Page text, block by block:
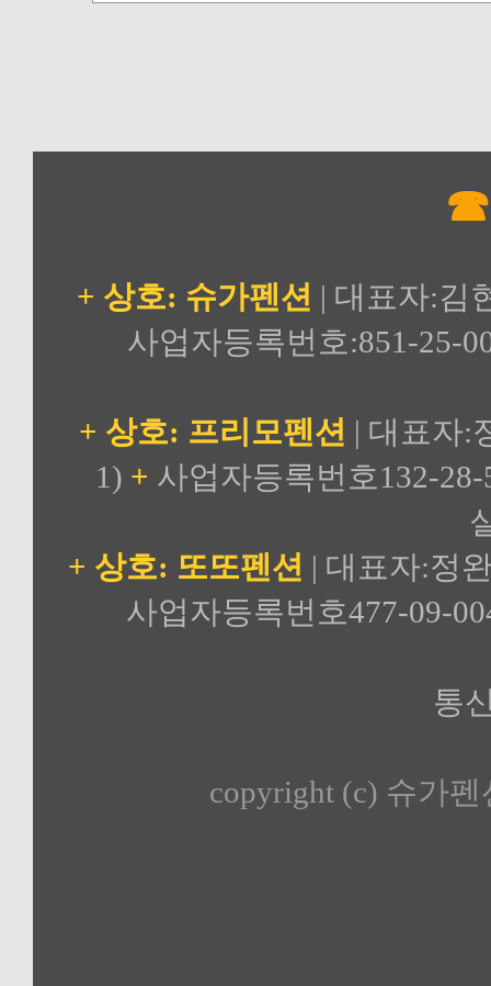
☎
+ 상호: 슈가펜션 | 대표자:김
사업자등록번호:851-25-
+ 상호: 프리모펜션 | 대표자:
1) + 사업자등록번호132-
+ 상호: 또또펜션 | 대표자:정
사업자등록번호477-09-
통
copyright (c) 슈가펜